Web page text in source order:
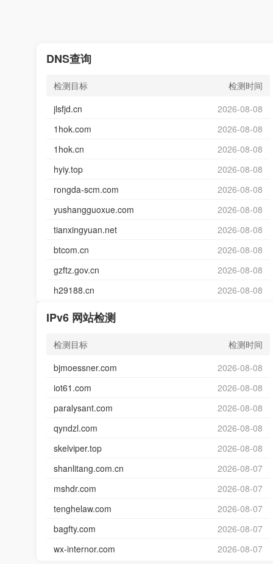
DNS查询
检测目标
检测时间
jlsfjd.cn
2026-08-08
1hok.com
2026-08-08
1hok.cn
2026-08-08
hyiy.top
2026-08-08
rongda-scm.com
2026-08-08
yushangguoxue.com
2026-08-08
tianxingyuan.net
2026-08-08
btcom.cn
2026-08-08
gzftz.gov.cn
2026-08-08
h29188.cn
2026-08-08
IPv6 网站检测
检测目标
检测时间
bjmoessner.com
2026-08-08
iot61.com
2026-08-08
paralysant.com
2026-08-08
qyndzl.com
2026-08-08
skelviper.top
2026-08-08
shanlitang.com.cn
2026-08-07
mshdr.com
2026-08-07
tenghelaw.com
2026-08-07
bagfty.com
2026-08-07
wx-internor.com
2026-08-07